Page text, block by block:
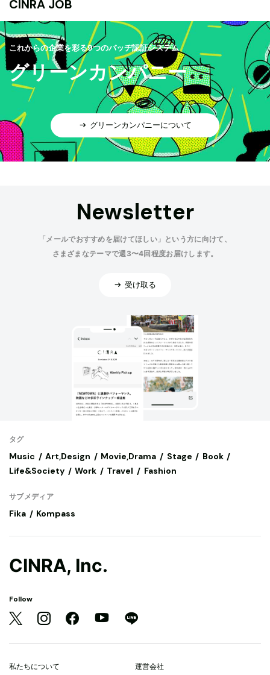
CINRA JOB
これからの企業を彩る9つのバッヂ認証システム
グリーンカンパニー
グリーンカンパニーについて
Newsletter
「メールでおすすめを届けてほしい」という方に向けて、
さまざまなテーマで週3〜4回程度お届けします。
受け取る
タグ
Music Art,Design Movie,Drama Stage
Book
Life&Society
Work Travel Fashion
サブメディア
Fika Kompass
CINRA, Inc.
Follow
私たちについて 運営会社